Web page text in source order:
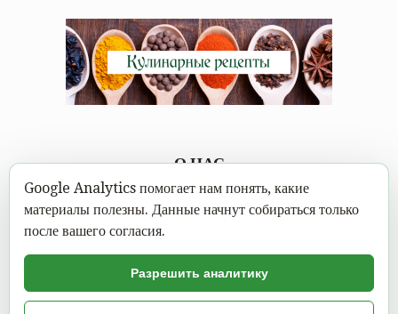
О НАС
Каждому под силу научиться вкусно готовить, а в
современном мире это можно сделать не выходя из дома.
кулинарными рецептами, выбрать вкусное блюдо и следовать
пошаговой инструкции с фото.
Google Analytics помогает нам понять, какие
материалы полезны. Данные начнут собираться только
после вашего согласия.
Разрешить аналитику